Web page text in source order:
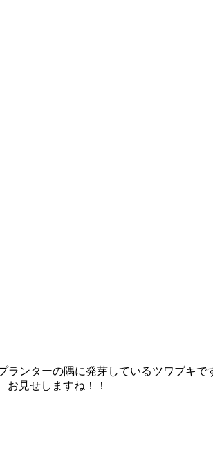
ランターの隅に発芽しているツワブキ
お見せしますね！！